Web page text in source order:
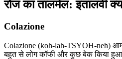
रोज का तालमेल: इतालवी
Colazione
Colazione (koh-lah-TSYOH-neh)
बहुत से लोग कॉफी और कुछ बेक किया